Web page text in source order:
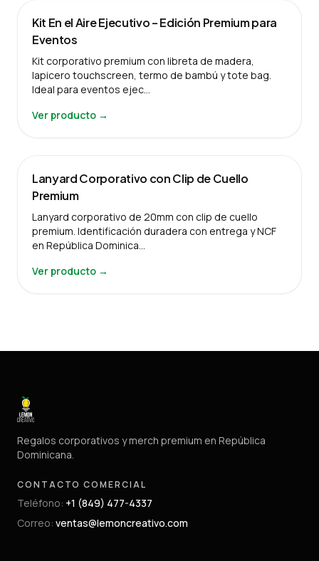
Kit En el Aire Ejecutivo – Edición Premium para
Eventos
Kit corporativo premium con libreta de madera,
lapicero touchscreen, termo de bambú y tote bag.
Ideal para eventos ejec…
Ver producto →
Lanyard Corporativo con Clip de Cuello
Premium
Lanyard corporativo de 20mm con clip de cuello
premium. Identificación duradera con entrega y NCF
en República Dominica…
Ver producto →
Regalos corporativos y merch premium en República
Dominicana.
CONTACTO COMERCIAL
Teléfono: +1 (849) 477-4337
Correo: ventas@lemoncreativo.com